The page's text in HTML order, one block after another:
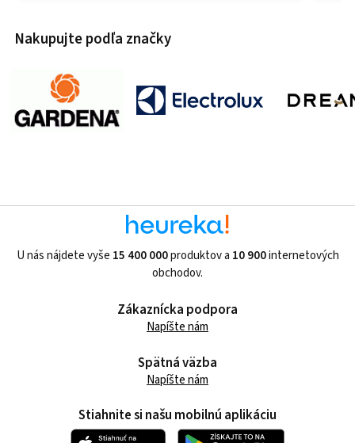
Nakupujte podľa značky
U nás nájdete vyše 15 400 000produktov a 10 900internetových
obchodov.
Zákaznícka podpora
Napíšte nám
Spätná väzba
Napíšte nám
Stiahnite si našu mobilnú aplikáciu